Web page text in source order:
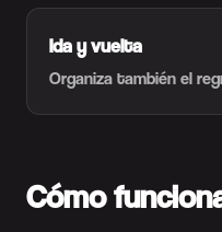
Ida y vuelta
Organiza también el
Cómo